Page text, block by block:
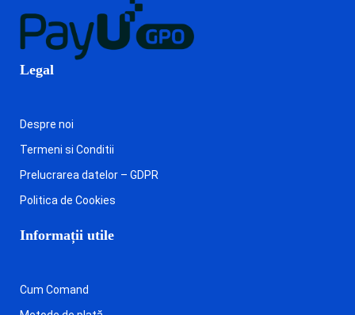
Legal
Despre noi
Termeni si Conditii
Prelucrarea datelor – GDPR
Politica de Cookies
Informații utile
Cum Comand